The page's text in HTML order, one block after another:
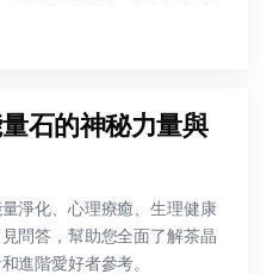
石的神秘力量與
淨化、心理療癒、生理健康
問答，幫助您全面了解茶晶
進階愛好者參考。